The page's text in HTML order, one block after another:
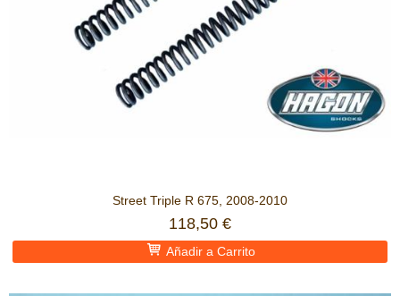
Street Triple R 675, 2008-2010
118,50 €
Añadir a Carrito